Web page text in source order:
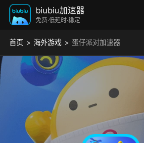
biubiu加速器
免费·低延时·稳定
首页 海外游戏 蛋仔派对加速器